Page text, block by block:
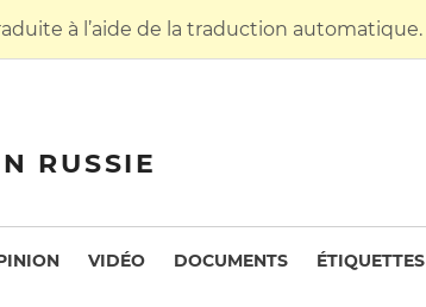
à l’aide de la traduction automatique.
RUSSIE
VIDÉO DOCUMENTS ÉTIQUETTES